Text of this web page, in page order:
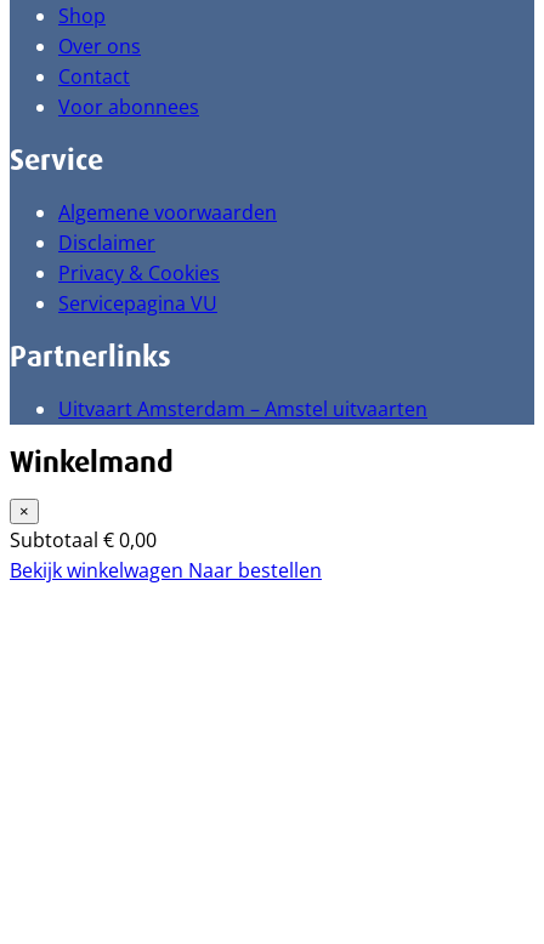
Shop
Over ons
Contact
Voor abonnees
Service
Algemene voorwaarden
Disclaimer
Privacy & Cookies
Servicepagina VU
Partnerlinks
Uitvaart Amsterdam – Amstel uitvaarten
Winkelmand
×
Subtotaal €0,00
Bekijk winkelwagen Naar bestellen